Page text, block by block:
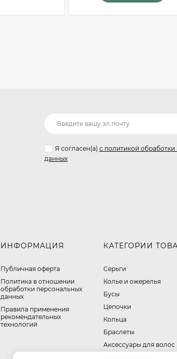
Я согласен(a) с политикой
данных
ИНФОРМАЦИЯ
Публичная оферта
​Политика в отношении
обработки персональных
данных
Правила применения
рекомендательных
технологий
КАТЕГОРИИ
Серьги
Колье и ожерелья
Бусы
Цепочки
Кольца
Браслеты
Аксессуары для волос